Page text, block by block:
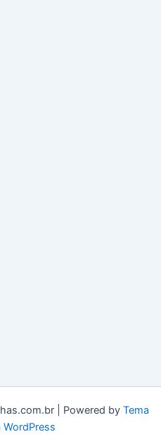
| Powered by Tema